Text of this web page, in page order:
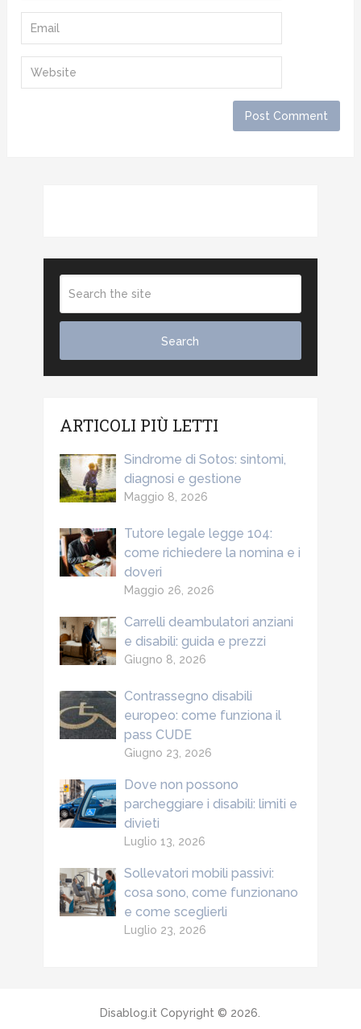
ARTICOLI PIÙ LETTI
Sindrome di Sotos: sintomi,
diagnosi e gestione
Maggio 8, 2026
Tutore legale legge 104:
come richiedere la nomina e i
doveri
Maggio 26, 2026
Carrelli deambulatori anziani
e disabili: guida e prezzi
Giugno 8, 2026
Contrassegno disabili
europeo: come funziona il
pass CUDE
Giugno 23, 2026
Dove non possono
parcheggiare i disabili: limiti e
divieti
Luglio 13, 2026
Sollevatori mobili passivi:
cosa sono, come funzionano
e come sceglierli
Luglio 23, 2026
Disablog.it Copyright © 2026.